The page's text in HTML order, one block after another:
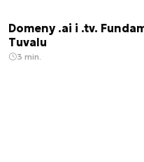
Domeny .ai i .tv.
Tuvalu
3 min.